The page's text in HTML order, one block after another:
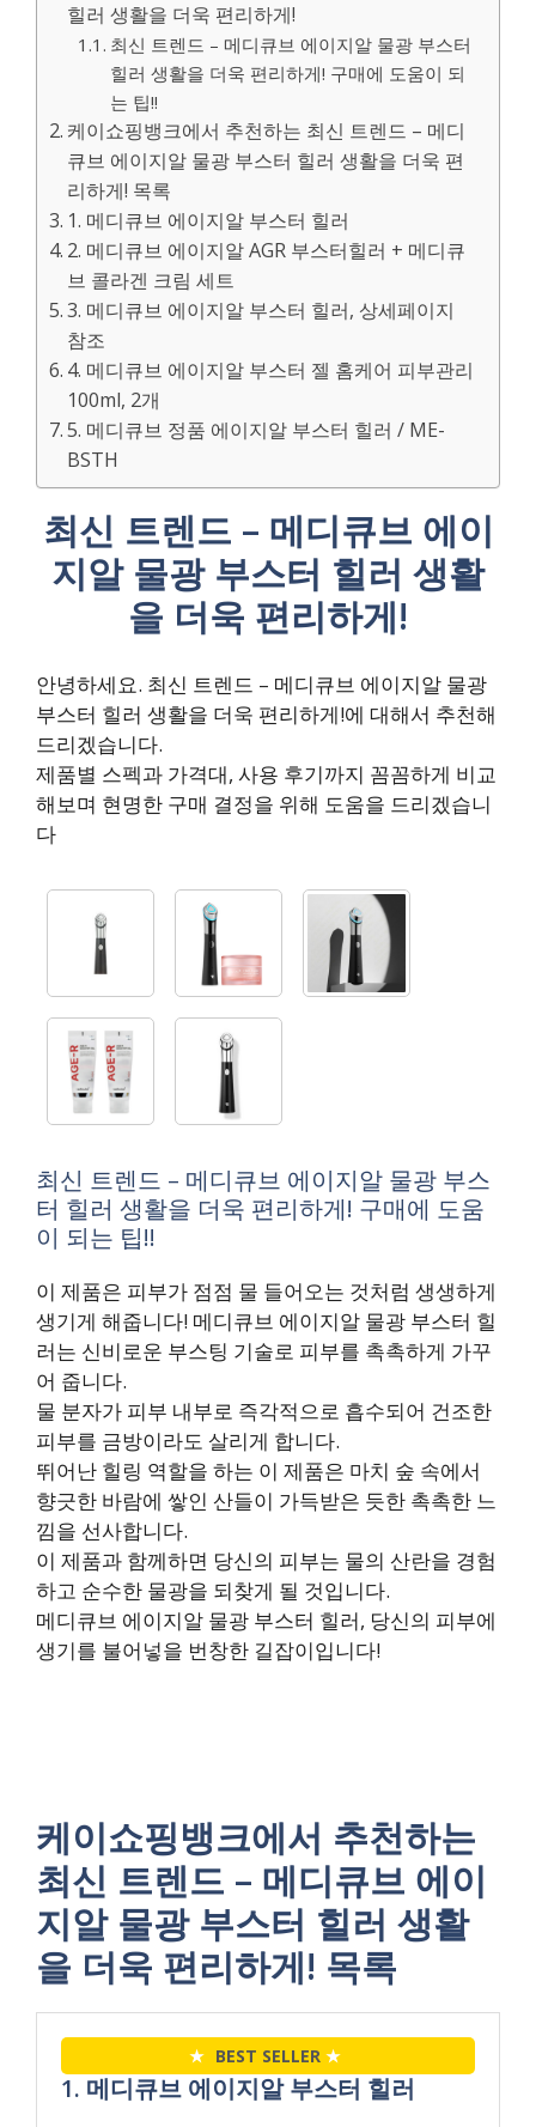
힐러 생활을 더욱 편리하게!
최신 트렌드 – 메디큐브 에이지알 물광 부스터
힐러 생활을 더욱 편리하게! 구매에 도움이 되
는 팁!!
케이쇼핑뱅크에서 추천하는 최신 트렌드 – 메디
큐브 에이지알 물광 부스터 힐러 생활을 더욱 편
리하게! 목록
1. 메디큐브 에이지알 부스터 힐러
2. 메디큐브 에이지알 AGR 부스터힐러 + 메디큐
브 콜라겐 크림 세트
3. 메디큐브 에이지알 부스터 힐러, 상세페이지
참조
4. 메디큐브 에이지알 부스터 젤 홈케어 피부관리
100ml, 2개
5. 메디큐브 정품 에이지알 부스터 힐러 / ME-
BSTH
최신 트렌드 – 메디큐브 에이
지알 물광 부스터 힐러 생활
을 더욱 편리하게!
안녕하세요. 최신 트렌드 – 메디큐브 에이지알 물광
부스터 힐러 생활을 더욱 편리하게!에 대해서 추천해
드리겠습니다.
제품별 스펙과 가격대, 사용 후기까지 꼼꼼하게 비교
해보며 현명한 구매 결정을 위해 도움을 드리겠습니
다
최신 트렌드 – 메디큐브 에이지알 물광 부스
터 힐러 생활을 더욱 편리하게! 구매에 도움
이 되는 팁!!
이 제품은 피부가 점점 물 들어오는 것처럼 생생하게
생기게 해줍니다! 메디큐브 에이지알 물광 부스터 힐
러는 신비로운 부스팅 기술로 피부를 촉촉하게 가꾸
어 줍니다.
물 분자가 피부 내부로 즉각적으로 흡수되어 건조한
피부를 금방이라도 살리게 합니다.
뛰어난 힐링 역할을 하는 이 제품은 마치 숲 속에서
향긋한 바람에 쌓인 산들이 가득받은 듯한 촉촉한 느
낌을 선사합니다.
이 제품과 함께하면 당신의 피부는 물의 산란을 경험
하고 순수한 물광을 되찾게 될 것입니다.
메디큐브 에이지알 물광 부스터 힐러, 당신의 피부에
생기를 불어넣을 번창한 길잡이입니다!
케이쇼핑뱅크에서 추천하는
최신 트렌드 – 메디큐브 에이
지알 물광 부스터 힐러 생활
을 더욱 편리하게! 목록
★ BEST SELLER ★
1. 메디큐브 에이지알 부스터 힐러